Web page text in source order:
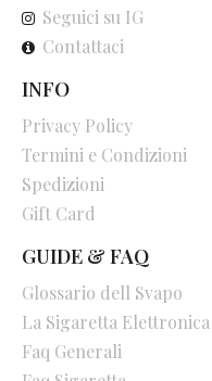
Seguici su IG
Contattaci
INFO
Privacy Policy
Termini e Condizioni
Spedizioni
Gift Card
GUIDE & FAQ
Glossario dell Svapo
La Sigaretta Elettronica
Faq Generali